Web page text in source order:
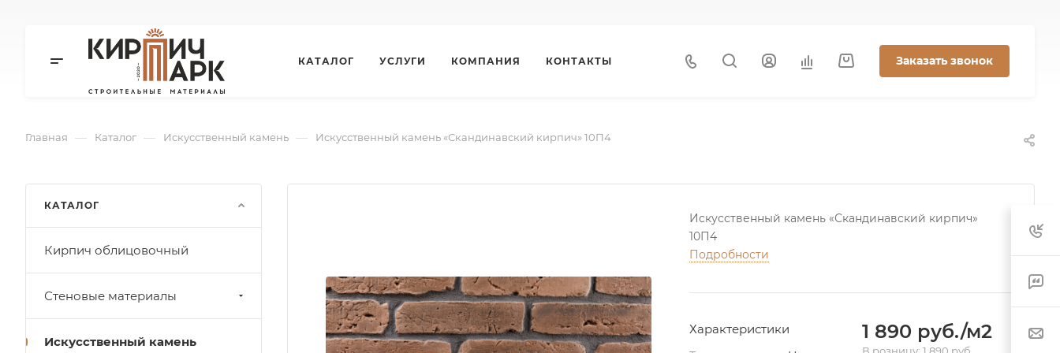
КАТАЛОГ УСЛУГИ КОМПАНИЯ КОНТАКТЫ Заказать звонок
Главная — Каталог — Искусственный камень — Искусственный камень «Скандинавский кирпич» 10П4
Искусственный камень «Скандинавский кирпич»
10П4
Подробности
Характеристики 1 890 руб./м2
КАТАЛОГ
Кирпич облицовочный
Стеновые материалы
Искусственный камень